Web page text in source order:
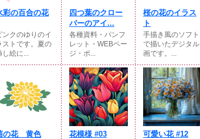
彩の百合の花
ンクのゆりのイ
ストです。夏の
し絵に...
四つ葉のクロー
バーのアイ...
各種資料・パンフ
レット・WEBペー
ジ・ポ...
桜の花のイラス
ト
手描き風のソフト
で描いたデジタル
画です。...
の花 黄色 花模様 #03 可愛い花 #12